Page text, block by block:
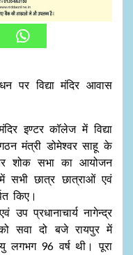
पर विद्या मंदिर आवास
इण्टर कॉलेज में विद्या
मंत्री डोमेश्वर साहू के
शोक सभा का आयोजन
छात्र छात्राओं एवं
किए।
उप प्रधानाचार्य नागेन्द्र
सवा दो बजे रायपुर में
लगभग 96 वर्ष थी। पूरा